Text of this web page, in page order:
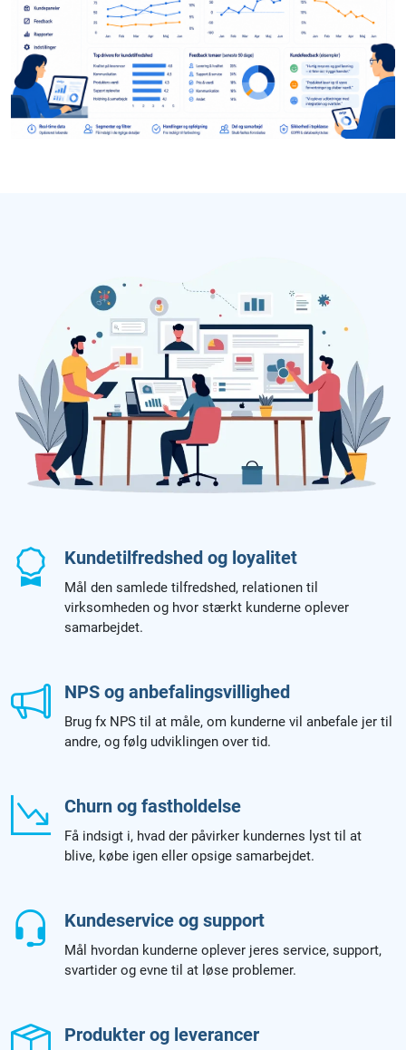
Kundetilfredshed og loyalitet
Mål den samlede tilfredshed, relationen til
virksomheden og hvor stærkt kunderne oplever
samarbejdet.
NPS og anbefalingsvillighed
Brug fx NPS til at måle, om kunderne vil anbefale jer til
andre, og følg udviklingen over tid.
Churn og fastholdelse
Få indsigt i, hvad der påvirker kundernes lyst til at
blive, købe igen eller opsige samarbejdet.
Kundeservice og support
Mål hvordan kunderne oplever jeres service, support,
svartider og evne til at løse problemer.
Produkter og leverancer